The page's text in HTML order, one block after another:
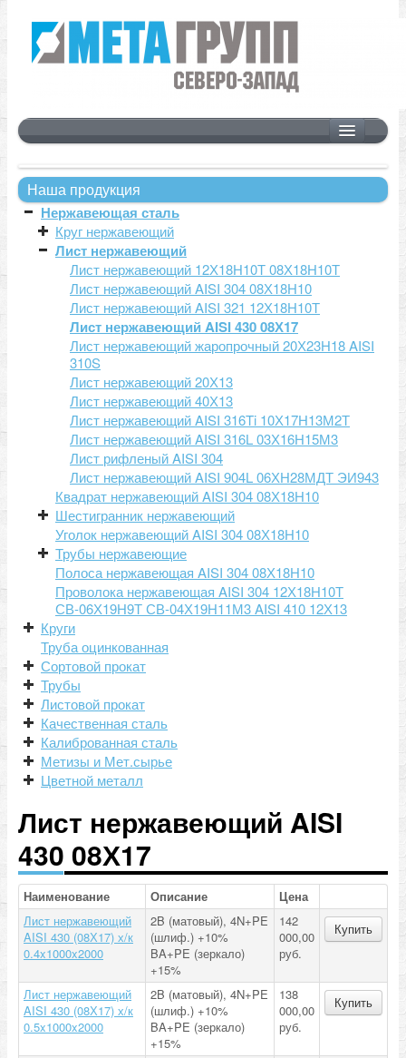
Главная
Продукция
Нержавеющая сталь
Круги
Труба оцинкованная
Сортовой прокат
Трубы
Листовой прокат
Качественная сталь
Калиброванная сталь
Метизы и Мет.сырье
Цветной металл
Прайсы
Контакты
Наша продукция
Нержавеющая сталь
Круг нержавеющий
Лист нержавеющий
Лист нержавеющий 12Х18Н10Т 08Х18Н10Т
Лист нержавеющий AISI 304 08Х18Н10
Лист нержавеющий AISI 321 12Х18Н10Т
Лист нержавеющий AISI 430 08Х17
Лист нержавеющий жаропрочный 20Х23Н18 AISI
310S
Лист нержавеющий 20Х13
Лист нержавеющий 40Х13
Лист нержавеющий AISI 316Ti 10Х17Н13М2Т
Лист нержавеющий AISI 316L 03Х16Н15М3
Лист рифленый AISI 304
Лист нержавеющий AISI 904L 06ХН28МДТ ЭИ943
Квадрат нержавеющий AISI 304 08Х18Н10
Шестигранник нержавеющий
Уголок нержавеющий AISI 304 08Х18Н10
Трубы нержавеющие
Полоса нержавеющая AISI 304 08Х18Н10
Проволока нержавеющая AISI 304 12Х18Н10Т
СВ-06Х19Н9Т СВ-04Х19Н11М3 AISI 410 12Х13
Круги
Труба оцинкованная
Сортовой прокат
Трубы
Листовой прокат
Качественная сталь
Калиброванная сталь
Метизы и Мет.сырье
Цветной металл
Лист нержавеющий AISI
430 08Х17
Наименование Описание
Цена
Лист нержавеющий
AISI 430 (08Х17) х/к
0.4x1000x2000
2B (матовый), 4N+PE
(шлиф.) +10%
BA+PE (зеркало)
+15%
142
000,00
руб.
Купить
Лист нержавеющий
AISI 430 (08Х17) х/к
0.5x1000x2000
2B (матовый), 4N+PE
(шлиф.) +10%
BA+PE (зеркало)
+15%
138
000,00
руб.
Купить